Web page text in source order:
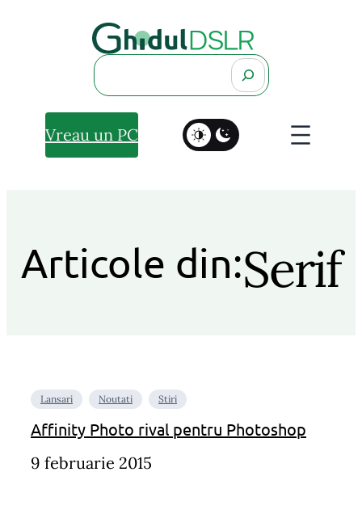
Search
Vreau un PC
Articole din:Serif
Lansari Noutati Stiri
Affinity Photo rival pentru Photoshop
9 februarie 2015